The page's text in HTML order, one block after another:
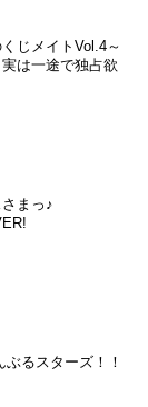
じメイトVol.4～
は一途で独占欲
まっ♪
ぶるスターズ！！